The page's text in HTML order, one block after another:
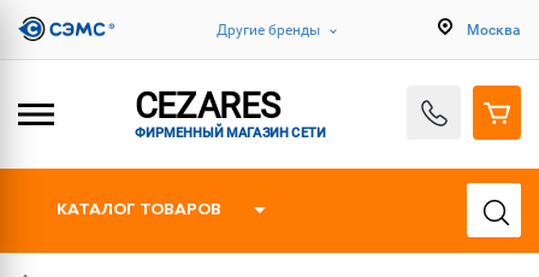
Другие бренды Москва
CEZARES
ФИРМЕННЫЙ МАГАЗИН СЕТИ
КАТАЛОГ ТОВАРОВ